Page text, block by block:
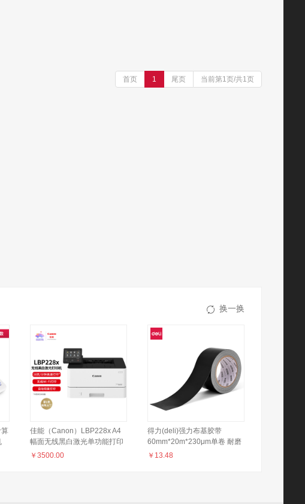
首页 1 尾页 当前第1页/共1页
换一换
佳能（Canon）LBP228x A4
幅面无线黑白激光单功能打印
机 （自动双面打印/U盘直接打
￥ 3500.00
得力(deli)强力布基胶带
60mm*20m*230μm单卷 耐磨
防水易手撕 地毯固定管道密封
￥ 13.48